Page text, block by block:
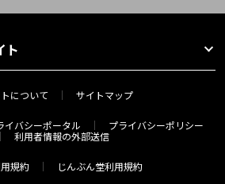
ト
について サイトマップ
イバシーポータル
プライバシーポリシー
利用者情報の外部送信
規約 じんぶん堂利用規約